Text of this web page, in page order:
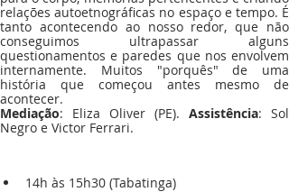
relações autoetnográficas no espaço e tempo. É
tanto acontecendo ao nosso redor, que não
conseguimos ultrapassar alguns
questionamentos e paredes que nos envolvem
internamente. Muitos "porquês" de uma
história que começou antes mesmo de
acontecer.
Mediação: Eliza Oliver (PE). Assistência: Sol
Negro e Victor Ferrari.
14h às 15h30 (Tabatinga)